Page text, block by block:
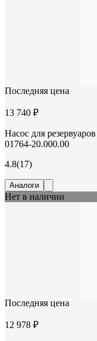
Последняя цена
13 740 ₽
Насос для
01764-20.000.00
4.8(17)
Аналоги
Нет в наличии
Последняя цена
12 978 ₽